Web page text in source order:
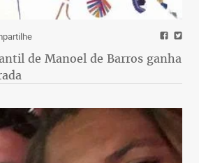
de Manoel de Barros ganha